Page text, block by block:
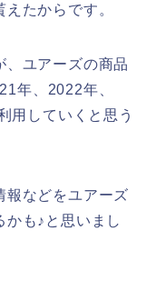
たからです。
、ユアーズの商品
年、2022年、
用していくと思う
報などをユアーズ
も♪と思いまし